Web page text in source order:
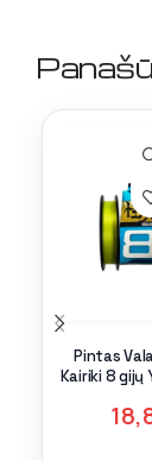
Pintas
Kairiki 8 gijų